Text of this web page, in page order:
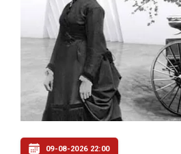
09-08-2026 22:00